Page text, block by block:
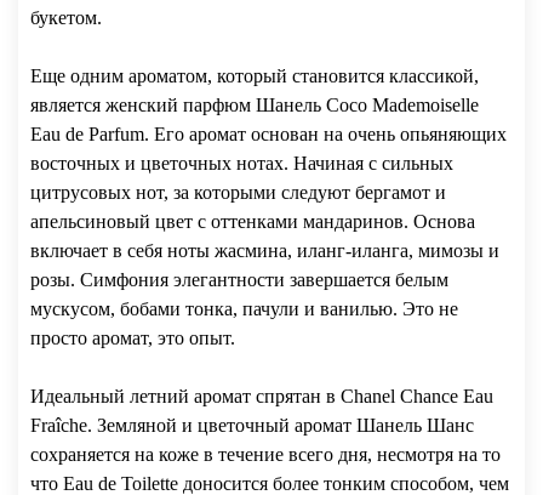
букетом.
Еще одним ароматом, который становится классикой,
является женский парфюм Шанель Coco Mademoiselle
Eau de Parfum. Его аромат основан на очень опьяняющих
восточных и цветочных нотах. Начиная с сильных
цитрусовых нот, за которыми следуют бергамот и
апельсиновый цвет с оттенками мандаринов. Основа
включает в себя ноты жасмина, иланг-иланга, мимозы и
розы. Симфония элегантности завершается белым
мускусом, бобами тонка, пачули и ванилью. Это не
просто аромат, это опыт.
Идеальный летний аромат спрятан в Chanel Chance Eau
Fraîche. Земляной и цветочный аромат Шанель Шанс
сохраняется на коже в течение всего дня, несмотря на то
что Eau de Toilette доносится более тонким способом, чем